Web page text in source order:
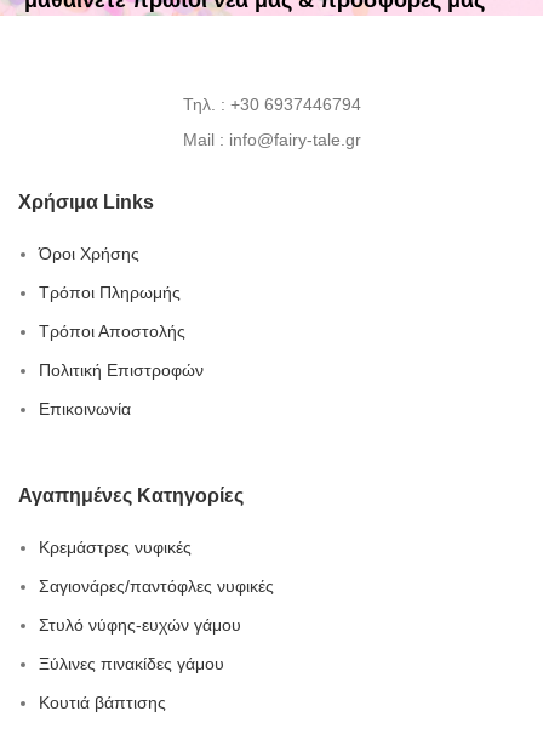
Τηλ. : +30 6937446794
Mail : info@fairy-tale.gr
Χρήσιμα Links
Όροι Χρήσης
Τρόποι Πληρωμής
Τρόποι Αποστολής
Πολιτική Επιστροφών
Επικοινωνία
Αγαπημένες Κατηγορίες
Κρεμάστρες νυφικές
Σαγιονάρες/παντόφλες νυφικές
Στυλό νύφης-ευχών γάμου
Ξύλινες πινακίδες γάμου
Κουτιά βάπτισης